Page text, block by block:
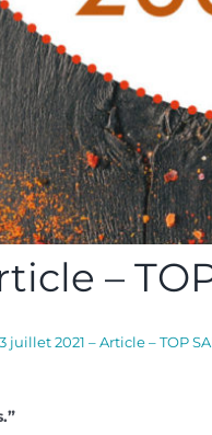
–
juillet 2021 – Article – TOP